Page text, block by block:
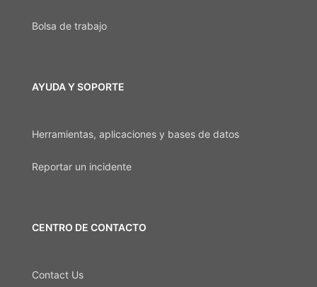
Bolsa de trabajo
AYUDA Y SOPORTE
Herramientas, aplicaciones y bases de datos
Reportar un incidente
CENTRO DE CONTACTO
Contact Us